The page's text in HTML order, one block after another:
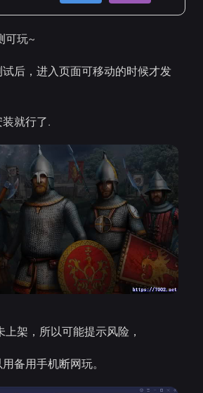
可玩~
后，进入页面可移动的时候才发
就行了.
架，所以可能提示风险，
备用手机断网玩。